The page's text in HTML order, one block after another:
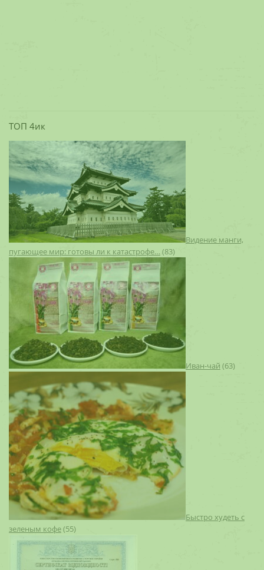
ТОП 4ик
Видение манги,
пугающее мир: готовы ли к катастрофе… (83)
Иван-чай (63)
Быстро худеть с
зеленым кофе(55)